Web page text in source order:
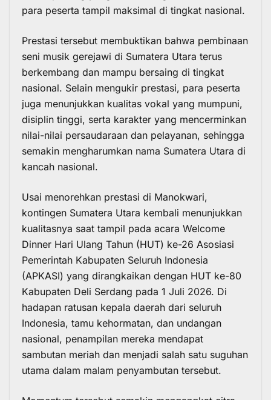
para peserta tampil maksimal di tingkat nasional.
Prestasi tersebut membuktikan bahwa pembinaan
seni musik gerejawi di Sumatera Utara terus
berkembang dan mampu bersaing di tingkat
nasional. Selain mengukir prestasi, para peserta
juga menunjukkan kualitas vokal yang mumpuni,
disiplin tinggi, serta karakter yang mencerminkan
nilai-nilai persaudaraan dan pelayanan, sehingga
semakin mengharumkan nama Sumatera Utara di
kancah nasional.
Usai menorehkan prestasi di Manokwari,
kontingen Sumatera Utara kembali menunjukkan
kualitasnya saat tampil pada acara Welcome
Dinner Hari Ulang Tahun (HUT) ke-26 Asosiasi
Pemerintah Kabupaten Seluruh Indonesia
(APKASI) yang dirangkaikan dengan HUT ke-80
Kabupaten Deli Serdang pada 1 Juli 2026. Di
hadapan ratusan kepala daerah dari seluruh
Indonesia, tamu kehormatan, dan undangan
nasional, penampilan mereka mendapat
sambutan meriah dan menjadi salah satu suguhan
utama dalam malam penyambutan tersebut.